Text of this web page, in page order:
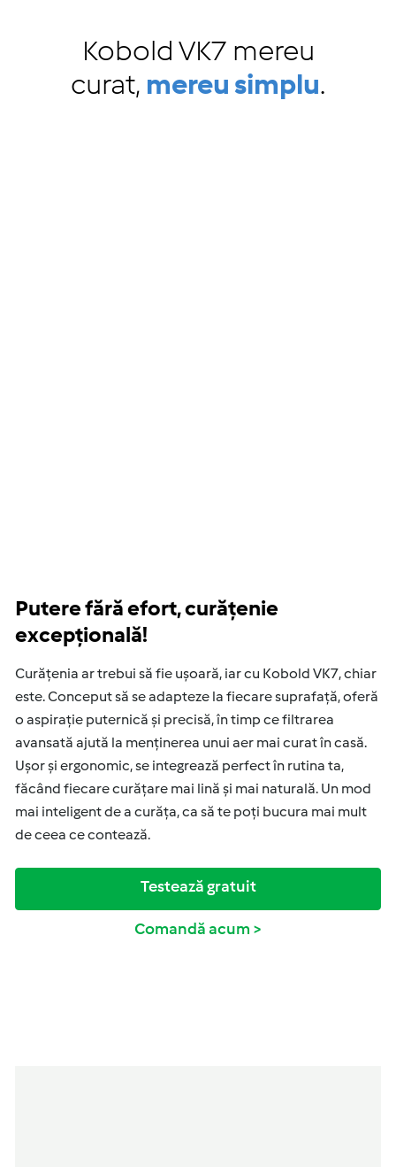
Kobold VK7 mereu
curat, mereu simplu.
Putere fără efort, curățenie
excepțională!
Curățenia ar trebui să fie ușoară, iar cu Kobold VK7, chiar
este. Conceput să se adapteze la fiecare suprafață, oferă
o aspirație puternică și precisă, în timp ce filtrarea
avansată ajută la menținerea unui aer mai curat în casă.
Ușor și ergonomic, se integrează perfect în rutina ta,
făcând fiecare curățare mai lină și mai naturală. Un mod
mai inteligent de a curăța, ca să te poți bucura mai mult
de ceea ce contează.
Testează gratuit
Comandă acum >